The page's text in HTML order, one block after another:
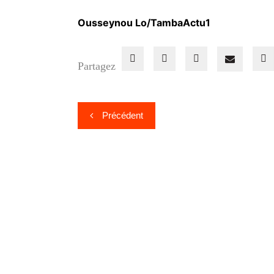
Ousseynou Lo/TambaActu1
Partagez
Navigation
de
Précédent